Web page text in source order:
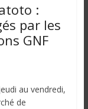
:
par les
GNF
au vendredi,
de